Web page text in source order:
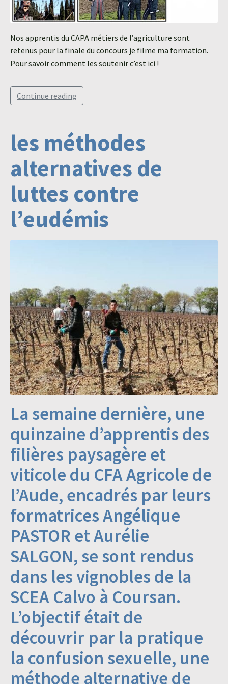
voie
Nos apprentis du CAPA métiers de l’agriculture sont
retenus pour la finale du concours je filme ma formation.
Pour savoir comment les soutenir c’est ici !
Continue reading
les méthodes
alternatives de
luttes contre
l’eudémis
La semaine dernière, une
quinzaine d’apprentis des
filières paysagère et
viticole du CFA Agricole de
l’Aude, encadrés par leurs
formatrices Angélique
PASTOR et Aurélie
SALGON, se sont rendus
dans les vignobles de la
SCEA Calvo à Coursan.
L’objectif était de
découvrir par la pratique
la confusion sexuelle, une
méthode alternative de